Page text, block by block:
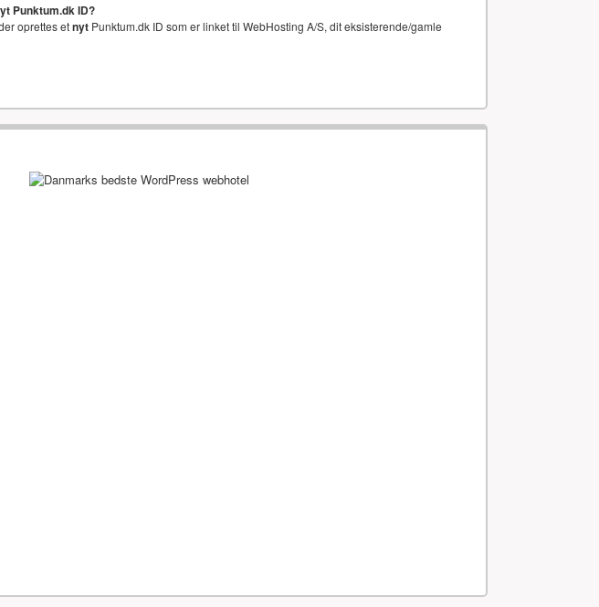
Punktum.dk ID?
oprettes etnyt Punktum.dk ID som er linket til WebHosting A/S, dit eksisterende/gamle